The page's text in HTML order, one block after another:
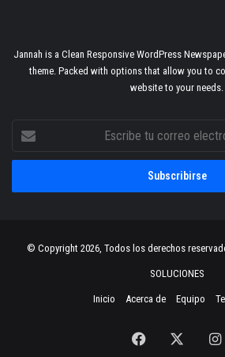
Jannah is a Clean Responsive WordPress
theme. Packed with options that allow you to
website to your needs.
correo
© Copyright 2026, Todos los derechos
SOLUCIONES
Inicio Acerca de Equipo
Facebook